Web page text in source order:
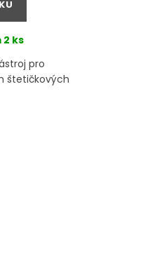
2 ks
pro
štetičkových